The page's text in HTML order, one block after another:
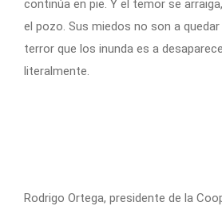
continúa en pie. Y el temor se
el pozo. Sus miedos no son a
terror que los inunda es a
literalmente.
Rodrigo Ortega, presidente de la